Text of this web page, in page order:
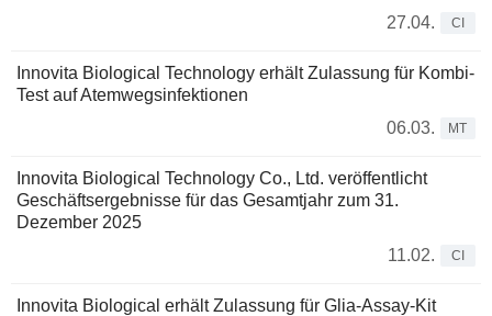
27.04.
CI
Innovita Biological Technology erhält Zulassung für Kombi-
Test auf Atemwegsinfektionen
06.03.
MT
Innovita Biological Technology Co., Ltd. veröffentlicht
Geschäftsergebnisse für das Gesamtjahr zum 31.
Dezember 2025
11.02.
CI
Innovita Biological erhält Zulassung für Glia-Assay-Kit